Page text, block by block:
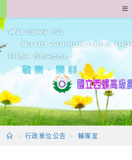
轉
至
要
容
> 行政單位公告 > 輔導室